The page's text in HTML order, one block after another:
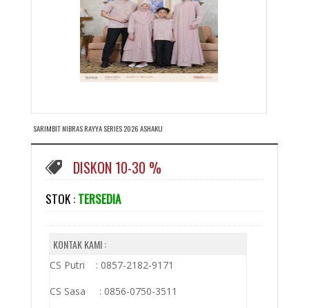
SARIMBIT NIBRAS RAYYA SERIES 2026 ASHAKU
DISKON 10-30 %
STOK : TERSEDIA
KONTAK KAMI :
CS Putri : 0857-2182-9171
CS Sasa : 0856-0750-3511